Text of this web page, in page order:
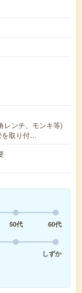
レンチ、モンキ等)
を取り付…
50代
60代
しずか